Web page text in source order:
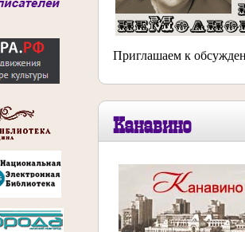
Приглашаем к
Канавино